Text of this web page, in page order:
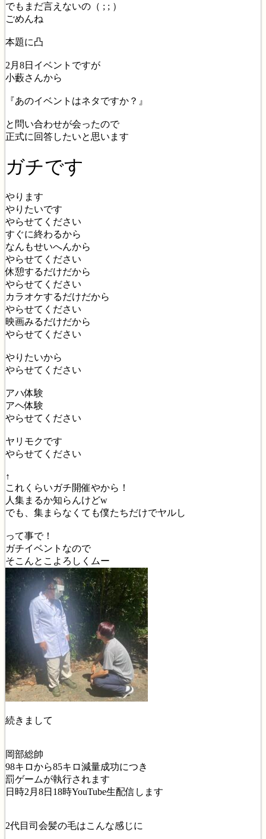
でもまだ言えないの（ ; ; ）
ごめんね
本題に凸
2月8日イベントですが
小藪さんから
『あのイベントはネタですか？』
と問い合わせが会ったので
正式に回答したいと思います
ガチです
やります
やりたいです
やらせてください
すぐに終わるから
なんもせいへんから
やらせてください
休憩するだけだから
やらせてください
カラオケするだけだから
やらせてください
映画みるだけだから
やらせてください
やりたいから
やらせてください
アハ体験
アヘ体験
やらせてください
ヤリモクです
やらせてください
↑
これくらいガチ開催やから！
人集まるか知らんけどw
でも、集まらなくても僕たちだけでヤルし
って事で！
ガチイベントなので
そこんとこよろしくムー
続きまして
岡部総帥
98キロから85キロ減量成功につき
罰ゲームが執行されます
日時2月8日18時YouTube生配信します
2代目司会髪の毛はこんな感じに